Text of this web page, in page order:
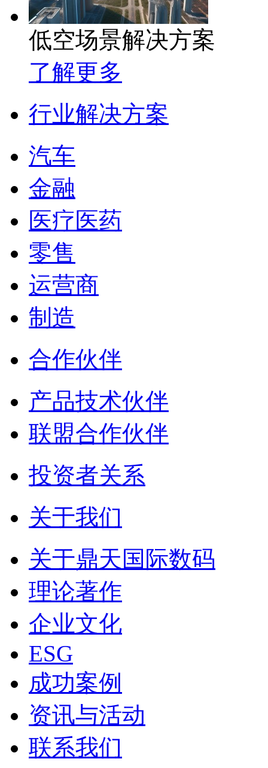
低空场景解决方案
了解更多
行业解决方案
汽车
金融
医疗医药
零售
运营商
制造
合作伙伴
产品技术伙伴
联盟合作伙伴
投资者关系
关于我们
关于鼎天国际数码
理论著作
企业文化
ESG
成功案例
资讯与活动
联系我们